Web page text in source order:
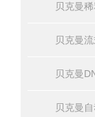
贝克曼
贝克曼
贝克曼
贝克曼